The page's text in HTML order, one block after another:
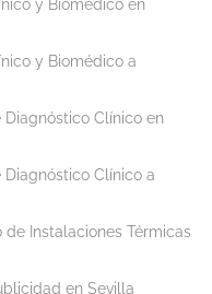
y Biomédico en
y Biomédico a
Diagnóstico Clínico en
Diagnóstico Clínico a
de Instalaciones Térmicas
en Sevilla